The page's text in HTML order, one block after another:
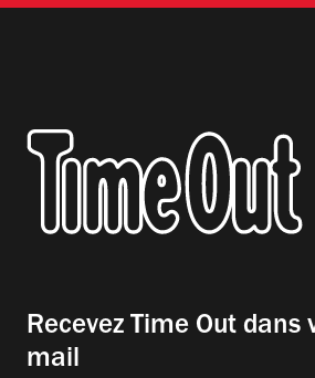
Recevez Time Out dans
mail